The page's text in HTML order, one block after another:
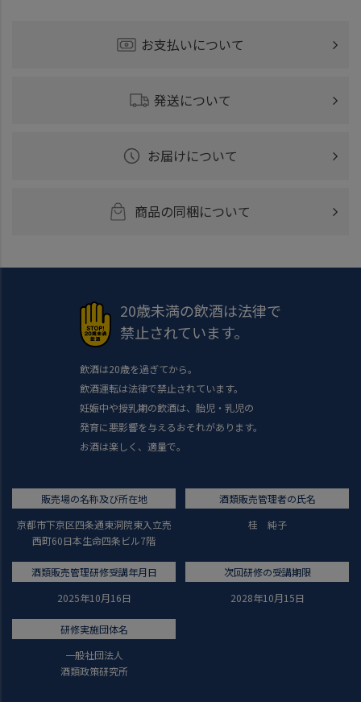
お支払いについて
発送について
お届けについて
商品の同梱について
20歳未満の飲酒は法律で
禁止されています。
飲酒は20歳を過ぎてから。
飲酒運転は法律で禁止されています。
妊娠中や授乳期の飲酒は、胎児・乳児の
発育に悪影響を与えるおそれがあります。
お酒は楽しく、適量で。
販売場の名称及び所在地
京都市下京区四条通東洞院東入立売
西町60日本生命四条ビル7階
酒類販売管理者の氏名
桂 純子
酒類販売管理研修受講年月日
2025年10月16日
次回研修の受講期限
2028年10月15日
研修実施団体名
一般社団法人
酒類政策研究所